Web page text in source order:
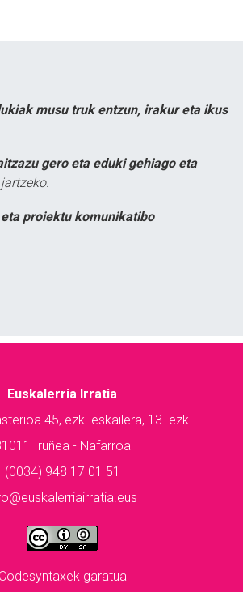
musu truk entzun, irakur eta ikus
gero eta eduki gehiago eta
proiektu komunikatibo
Euskalerria Irratia
45, ezk. eskailera, 13. ezk.
Iruñea - Nafarroa
(0034) 948 17 01 51
Codesyntaxek garatua